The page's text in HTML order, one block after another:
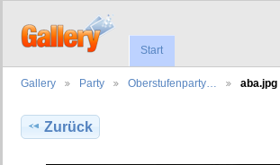
Start
Gallery Party Oberstufenparty… aba.jpg
Zurück